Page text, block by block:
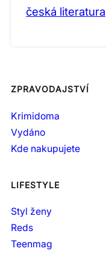
česká literatura
ZPRAVODAJSTVÍ
Krimidoma
Vydáno
Kde nakupujete
LIFESTYLE
Styl ženy
Reds
Teenmag